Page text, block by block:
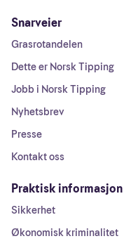
Snarveier
Grasrotandelen
Dette er Norsk Tipping
Jobb i Norsk Tipping
Nyhetsbrev
Presse
Kontakt oss
Praktisk informasjon
Sikkerhet
Økonomisk kriminalitet